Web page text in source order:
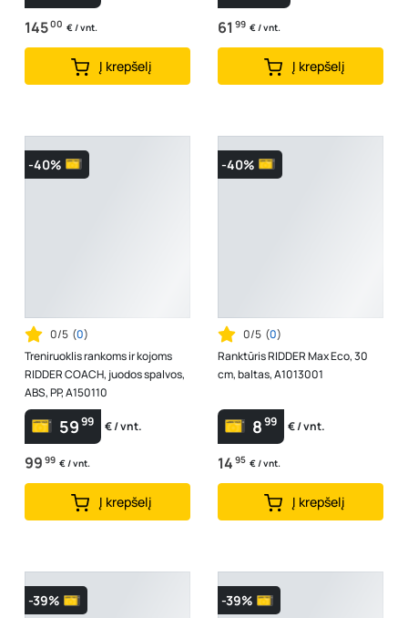
14500 € / vnt.
Į krepšelį
61 99 € / vnt.
Į krepšelį
-40%
0/5 (0)
Treniruoklis rankoms ir kojoms
RIDDER COACH, juodos spalvos,
ABS, PP, A150110
5999 € / vnt.
99 99 € / vnt.
Į krepšelį
-40%
0/5 (0)
Ranktūris RIDDER Max Eco, 30
cm, baltas, A1013001
899 € / vnt.
14 95 € / vnt.
Į krepšelį
-39% -39%